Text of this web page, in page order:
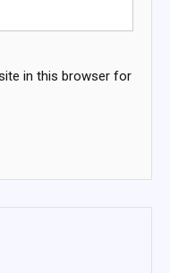
in this browser for